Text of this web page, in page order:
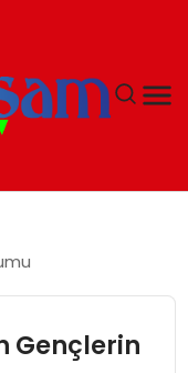
Gençlerin